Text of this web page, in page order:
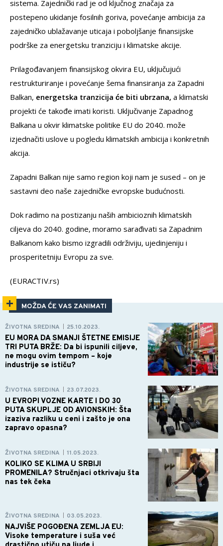
sistema. Zajednički rad je od ključnog značaja za
postepeno ukidanje fosilnih goriva, povećanje ambicija za
zajedničko ublažavanje uticaja i poboljšanje finansijske
podrške za energetsku tranziciju i klimatske akcije.
Prilagođavanjem finansijskog okvira EU, uključujući
restrukturiranje i povećanje šema finansiranja za Zapadni
Balkan, energetska tranzicija će biti ubrzana, a klimatski
projekti će takođe imati koristi. Uključivanje Zapadnog
Balkana u okvir klimatske politike EU do 2040. može
izjednačiti uslove u pogledu klimatskih ambicija i konkretnih
akcija.
Zapadni Balkan nije samo region koji nam je sused – on je
sastavni deo naše zajedničke evropske budućnosti.
Dok radimo na postizanju naših ambicioznih klimatskih
ciljeva do 2040. godine, moramo sarađivati sa Zapadnim
Balkanom kako bismo izgradili održiviju, ujedinjeniju i
prosperitetniju Evropu za sve.
(EURACTIV.rs)
MOŽDA ĆE VAS ZANIMATI
ŽIVOTNA SREDINA 25.10.2023.
EU MORA DA SMANJI ŠTETNE EMISIJE
TRI PUTA BRŽE: Da bi ispunili ciljeve,
ne mogu ovim tempom – koje
industrije se ističu?
ŽIVOTNA SREDINA 23.07.2023.
U EVROPI VOZNE KARTE I DO 30
PUTA SKUPLJE OD AVIONSKIH: Šta
izaziva razliku u ceni i zašto je ona
zapravo opasna?
ŽIVOTNA SREDINA 11.05.2023.
KOLIKO SE KLIMA U SRBIJI
PROMENILA? Stručnjaci otkrivaju šta
nas tek čeka
ŽIVOTNA SREDINA 03.05.2023.
NAJVIŠE POGOĐENA ZEMLJA EU:
Visoke temperature i suša već